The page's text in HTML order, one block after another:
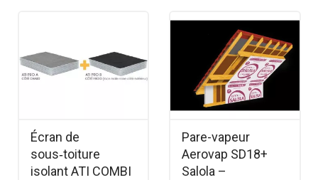
Écran de
sous‑toiture
isolant ATI COMBI
Pare-vapeur
Aerovap SD18+
Salola –